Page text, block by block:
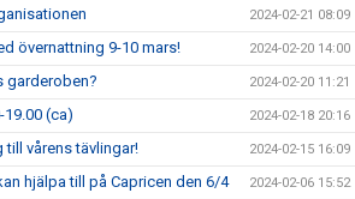
2024-02-21 08:09
övernattning 9-10 mars! 2024-02-20 14:00
garderoben? 2024-02-20 11:21
(ca) 2024-02-18 20:16
vårens tävlingar! 2024-02-15 16:09
hjälpa till på Capricen den 6/4 2024-02-06 15:52